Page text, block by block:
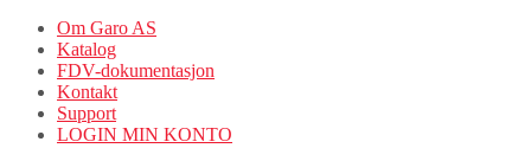
Om Garo AS
Katalog
FDV-dokumentasjon
Kontakt
Support
LOGIN MIN KONTO